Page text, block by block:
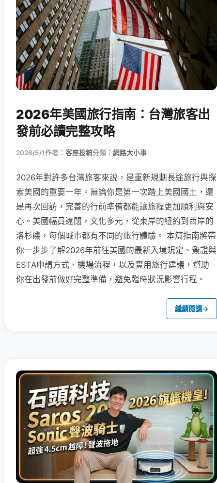
2026年美國旅行指南：台灣旅客出
發前必讀完整攻略
2026/5/1作者： 客座投稿分類： 網路大小事
2026年對許多台灣旅客來說，是重新規劃長途旅行與探
索美國的重要一年。無論你是第一次踏上美國國土，還
是再次回訪，完善的行前準備都能讓旅程更加順利與安
心。美國幅員遼闊，文化多元，從東岸的紐約到西岸的
洛杉磯，每個城市都有不同的旅行體驗。 本篇指南將帶
你一步步了解2026年前往美國的最新入境規定、簽證與
ESTA申請方式、機場流程，以及實用旅行建議，幫助
你在出發前做好完整準備，避免臨時狀況影響行程。
繼續閱讀→